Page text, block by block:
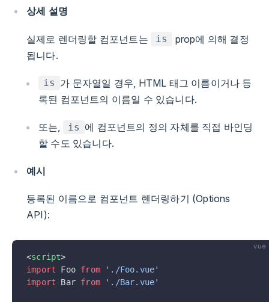
상세 설명
실제로 렌더링할 컴포넌트는 is
prop에 의해 결정
됩니다.
is 가 문자열일 경우, HTML 태그 이름이거나 등
록된 컴포넌트의 이름일 수 있습니다.
또는, is 에 컴포넌트의 정의 자체를 직접 바인딩
할 수도 있습니다.
예시
등록된 이름으로 컴포넌트 렌더링하기 (Options
API):
vue
<script>
import Foo from './Foo.vue'
import Bar from './Bar.vue'